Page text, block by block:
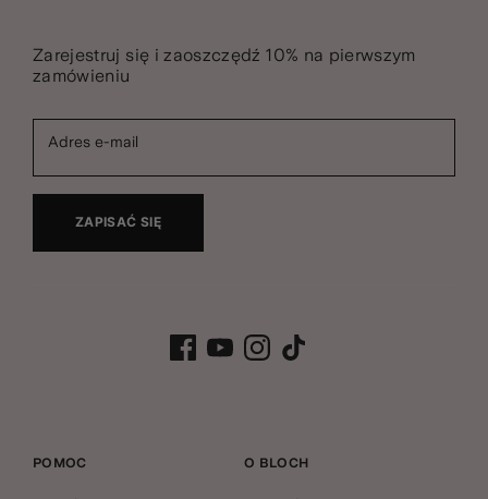
Zarejestruj się i zaoszczędź 10% na pierwszym
zamówieniu
Adres e-mail
ZAPISAĆ SIĘ
POMOC O BLOCH